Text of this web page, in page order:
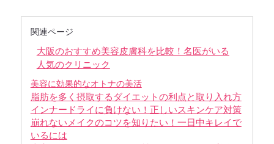
関連ページ
大阪のおすすめ美容皮膚科を比較！名医がいる
人気のクリニック
美容に効果的なオトナの美活
脂肪を多く摂取するダイエットの利点と取り入れ方
インナードライに負けない！正しいスキンケア対策
崩れないメイクのコツを知りたい！一日中キレイで
いるには